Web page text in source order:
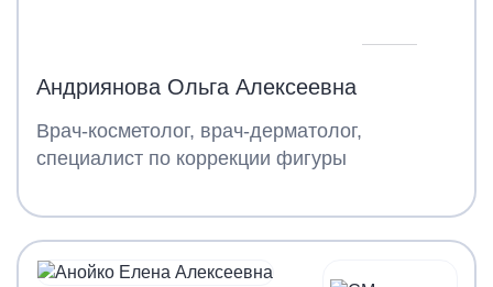
Андриянова Ольга Алексеевна
Врач-косметолог, врач-дерматолог,
специалист по коррекции фигуры